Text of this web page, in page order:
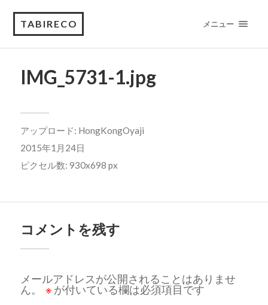
TABIRECO メニュー
IMG_5731-1.jpg
アップロード: HongKongOyaji
2015年1月24日
ピクセル数: 930x698 px
コメントを残す
メールアドレスが公開されることはありませ
ん。
※ が付いている欄は必須項目です